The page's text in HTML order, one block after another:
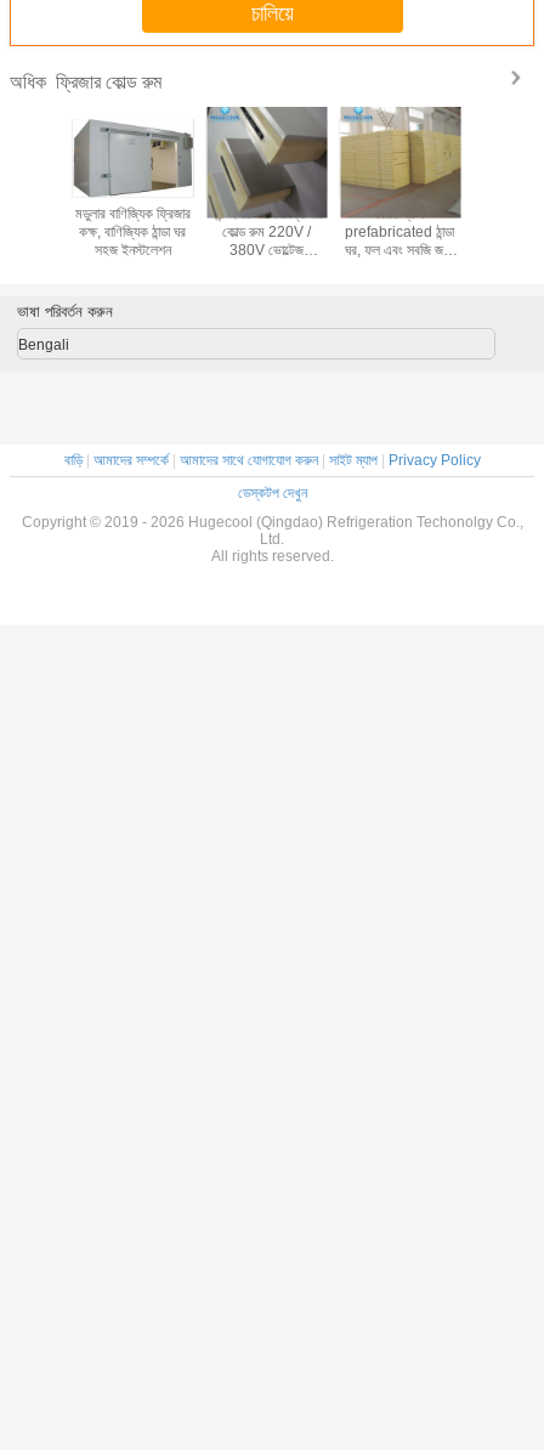
চালিয়ে
অধিক ফ্রিজার কোল্ড রুম
কাস্টমাইজড সাইজ ফ্রিজার
রেষ্টুরেন্ট আইএসও
প্রশংসাপত্র জন্য কোল্ড
6 টি বডি, মর্টুরিয়ার কোল্ড
স্টোরেজ, মুর্টুরি কোল্ড
রুমের জন্য মর্ত্যুরি ফিজার
সম্পূর্ণ স্বয়ংক্রিয় নিয়ন্ত্রণ
ফ্রিজার কোল্ড রুম মাংস
জন্য তাজা দ্রুত রাখে
ভাষা পরিবর্তন করুন
Bengali
বাড়ি| আমাদের সম্পর্কে| আমাদের সাথে যোগাযোগ করুন| সাইট ম্যাপ| Privacy Policy
ডেস্কটপ দেখুন
Copyright © 2019 - 2026 Hugecool (Qingdao) Refrigeration Techonolgy Co.,
Ltd.
All rights reserved.